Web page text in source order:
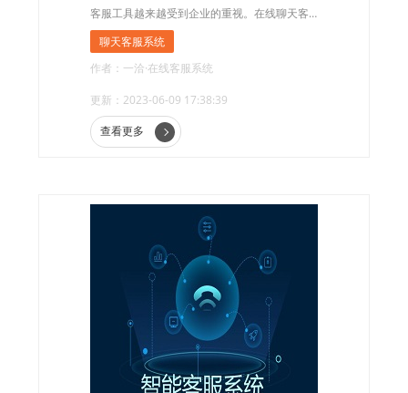
客服工具越来越受到企业的重视。在线聊天客
服系统是其中一种非常受欢迎的实时在线客服
部分。
聊天客服系统
作者：一洽·在线客服系统
更新：2023-06-09 17:38:39
查看更多